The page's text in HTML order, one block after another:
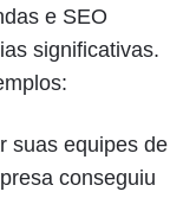
e SEO
significativas.
suas equipes de
conseguiu